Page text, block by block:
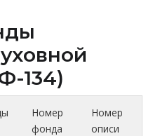
134)
Номер
фонда
Номер
описи